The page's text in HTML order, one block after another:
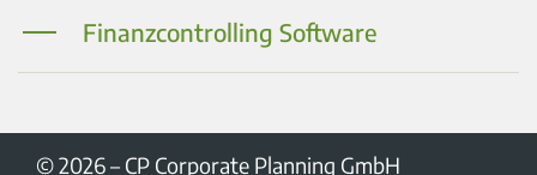
Finanzcontrolling Software
© 2026– CP Corporate Planning GmbH